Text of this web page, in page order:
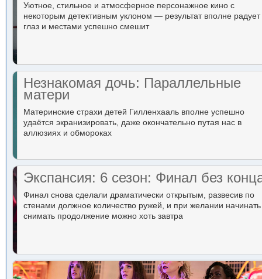
Уютное, стильное и атмосферное персонажное кино с
некоторым детективным уклоном — результат вполне радует
глаз и местами успешно смешит
Незнакомая дочь: Параллельные
матери
Материнские страхи детей Гилленхааль вполне успешно
удаётся экранизировать, даже окончательно путая нас в
аллюзиях и обмороках
Экспансия: 6 сезон: Финал без
Финал снова сделали драматически открытым, развесив по
стенами должное количество ружей, и при желании начинать
снимать продолжение можно хоть завтра